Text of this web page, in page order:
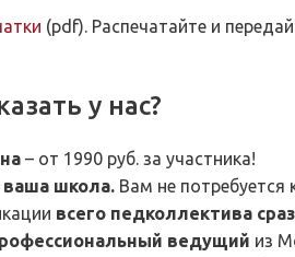
(pdf). Распечатайте и
у нас?
– от 1990 руб. за участника!
ваша школа. Вам не потребуется
всего педколлектива
ведущий из